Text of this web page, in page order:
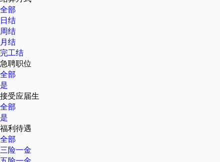
全部
日结
周结
月结
完工结
急聘职位
全部
是
接受应届生
全部
是
福利待遇
全部
三险一金